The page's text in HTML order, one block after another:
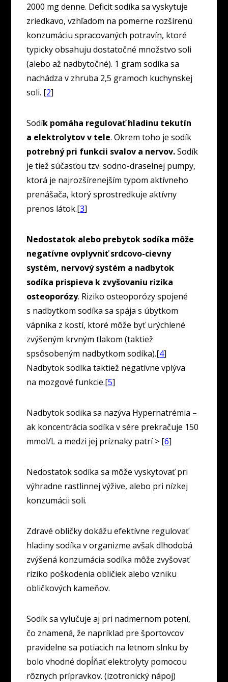
2000 mg denne. Deficit sodíka sa vyskytuje
zriedkavo, vzhľadom na pomerne rozšírenú
konzumáciu spracovaných potravín, ktoré
typicky obsahuju dostatočné množstvo soli
(alebo až nadbytočné). 1 gram sodíka sa
nachádza v zhruba 2,5 gramoch kuchynskej
soli. [2]
Sodík pomáha regulovať hladinu tekutín
a elektrolytov v tele. Okrem toho je sodík
potrebný pri funkcii svalov a nervov.Sodík
je tiež súčasťou tzv. sodno-draselnej pumpy,
ktorá je najrozšírenejším typom aktívneho
prenášača, ktorý sprostredkuje aktívny
prenos látok.[3]
Nedostatok alebo prebytok sodíka môže
negatívne ovplyvniť srdcovo-cievny
systém, nervový systém a nadbytok
sodíka prispieva k zvyšovaniu rizika
osteoporózy. Riziko osteoporózy spojené
s nadbytkom sodíka sa spája s úbytkom
vápnika z kostí, ktoré môže byť urýchlené
zvýšeným krvným tlakom (taktiež
spsôsobeným nadbytkom sodíka).[4]
Nadbytok sodíka taktiež negatívne vplýva
na mozgové funkcie.[5]
Nadbytok sodika sa nazýva Hypernatrémia –
ak koncentrácia sodíka v sére prekračuje 150
mmol/L a medzi jej príznaky patrí > [6]
Nedostatok sodíka sa môže vyskytovať pri
výhradne rastlinnej výžive, alebo pri nízkej
konzumácii soli.
Zdravé obličky dokážu efektívne regulovať
hladiny sodíka v organizme avšak dlhodobá
zvýšená konzumácia sodíka môže zvyšovať
riziko poškodenia obličiek alebo vzniku
obličkových kameňov.
Sodík sa vylučuje aj pri nadmernom potení,
čo znamená, že napríklad pre športovcov
pravidelne sa potiacich na letnom slnku by
bolo vhodné dopĺňať elektrolyty pomocou
rôznych prípravkov. (izotronický nápoj)